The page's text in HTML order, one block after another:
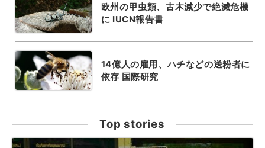
欧州の甲虫類、古木減少で絶滅危機
に IUCN報告書
14億人の雇用、ハチなどの送粉者に
依存 国際研究
Top stories